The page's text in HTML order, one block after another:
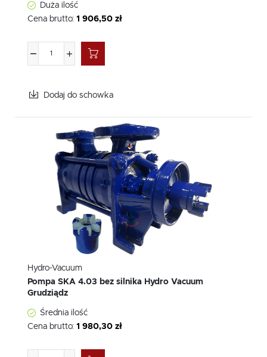
Duża ilość
Cena brutto: 1 906,50 zł
Dodaj do schowka
Hydro-Vacuum
Pompa SKA 4.03 bez silnika Hydro Vacuum
Grudziądz
Średnia ilość
Cena brutto: 1 980,30 zł